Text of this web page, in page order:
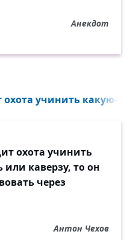
Анекдот
учинить какую-
охота учинить
каверзу, то он
через
Антон Чехов